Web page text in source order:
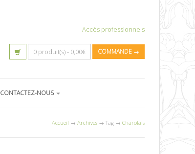
Accès professionnels
0 produit(s) - 0,00€ COMMANDE →
CONTACTEZ-NOUS
Accueil → Archives → Tag → Charolais